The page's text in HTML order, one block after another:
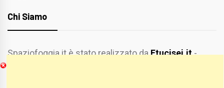
Chi Siamo
Spaziofoggia.it è stato realizzato daEtucisei.it-